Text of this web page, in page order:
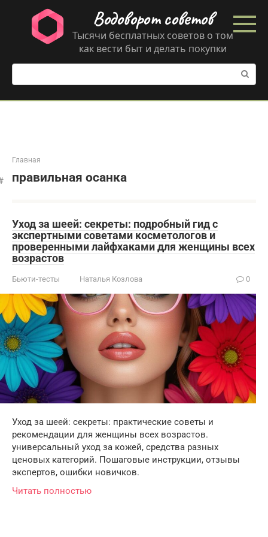
контенту
Водоворот советов
Тысячи бесплатных советов о том
как вести быт и делать покупки
Поиск:
Главная
правильная осанка
Уход за шеей: секреты: подробный гид с
экспертными советами косметологов и
проверенными лайфхаками для женщины всех
возрастов
Бьюти-тесты Наталья Козлова 0
Уход за шеей: секреты: практические советы и
рекомендации для женщины всех возрастов.
универсальный уход за кожей, средства разных
ценовых категорий. Пошаговые инструкции, отзывы
экспертов, ошибки новичков.
Читать полностью